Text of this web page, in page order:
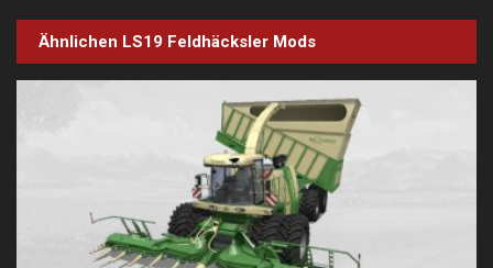
Ähnlichen LS19 Feldhäcksler Mods